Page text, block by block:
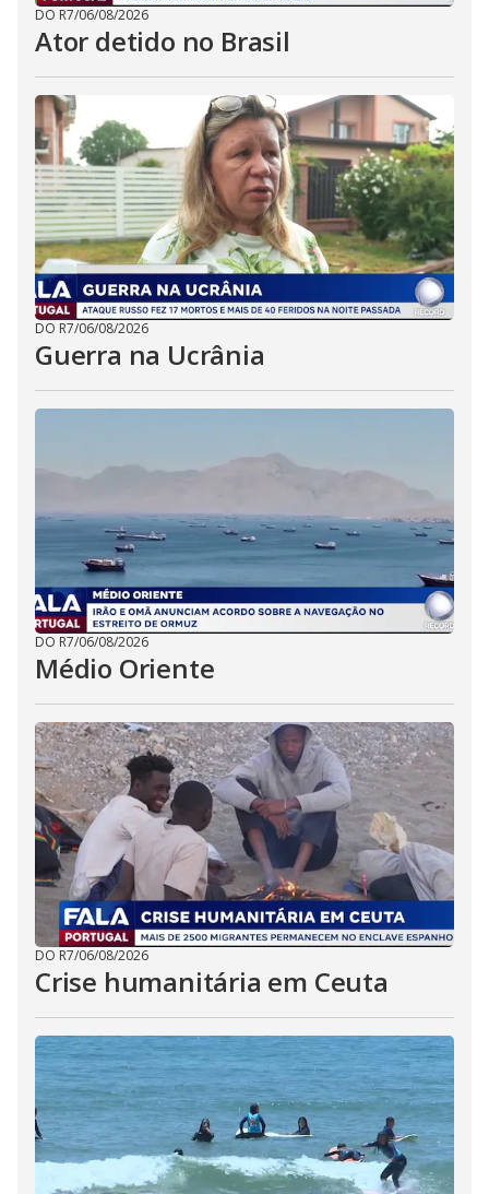
DO R7/06/08/2026
Ator detido no Brasil
DO R7/06/08/2026
Guerra na Ucrânia
DO R7/06/08/2026
Médio Oriente
DO R7/06/08/2026
Crise humanitária em Ceuta